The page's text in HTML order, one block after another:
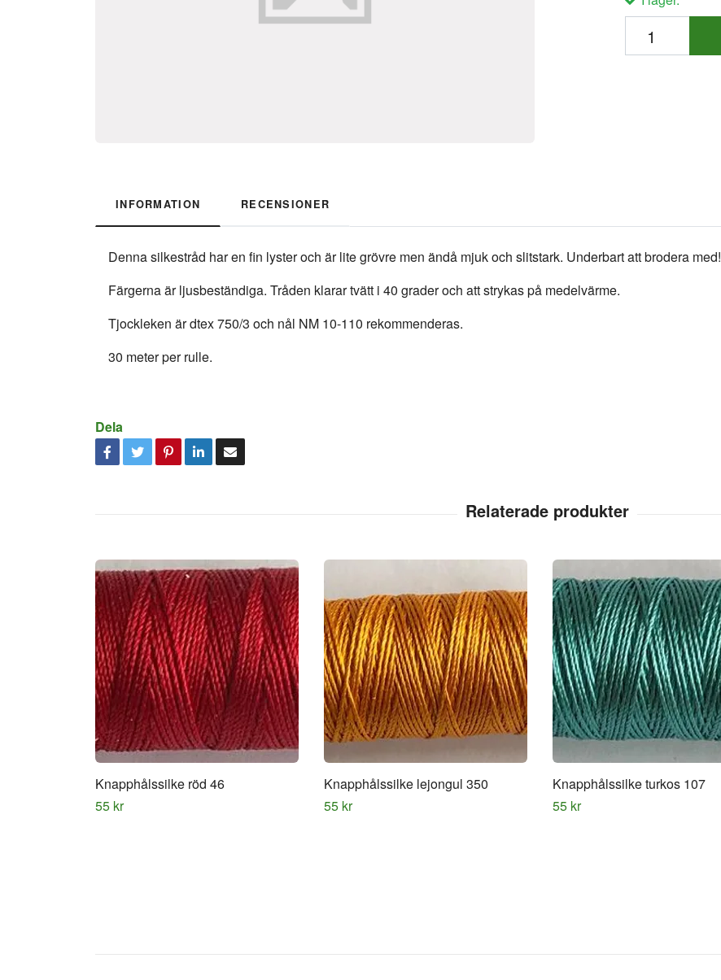
INFORMATION RECENSIONER
Denna silkestråd har en fin lyster och är lite grövre men ändå mjuk och slitstark. Underbart att brodera med!
Färgerna är ljusbeständiga. Tråden klarar tvätt i 40 grader och att strykas på medelvärme.
Tjockleken är dtex 750/3 och nål NM 10-110 rekommenderas.
30 meter per rulle.
Dela
Knapphålssilke röd 46
55 kr
Knapphålssilke lejongul 350
55 kr
Knapphålssilke turkos 107
55 kr